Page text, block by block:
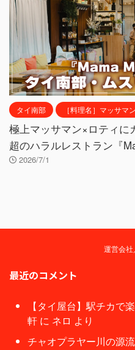
タイ南部 ［料理名］マッサマ
極上マッサマン×ロティに
超のハラルレストラン『
2026/7/1
運営会
最近のコメント
【タイ屋台】駅チカで
軒 に ネロ より
チャオプラヤー川の源